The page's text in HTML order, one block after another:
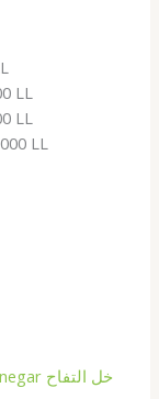
LL
LL
LL